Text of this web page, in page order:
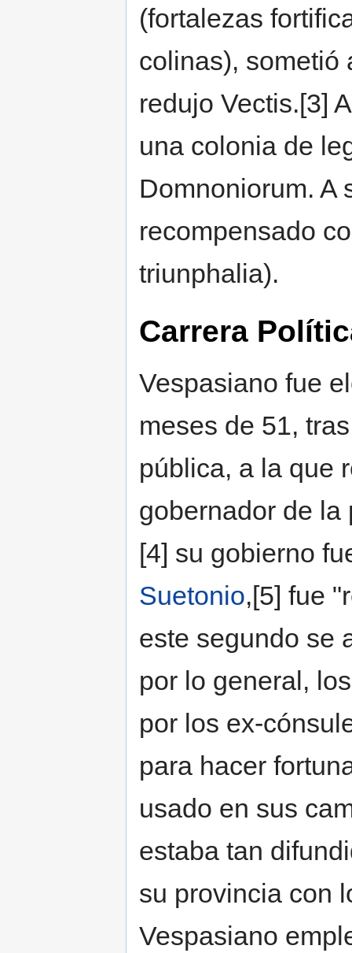
(fortalezas
colinas), sometió
redujo Vectis.[3]
una colonia de
Domnoniorum. A
recompensado
triunphalia).
Carrera
Vespasiano fue
meses de 51,
pública, a la que
gobernador de
[4] su gobierno
Suetonio,[5] fue
este segundo se
por lo general,
por los ex-
para hacer
usado en sus
estaba tan
su provincia con
Vespasiano